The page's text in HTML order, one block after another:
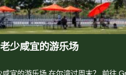
少咸宜的游乐场